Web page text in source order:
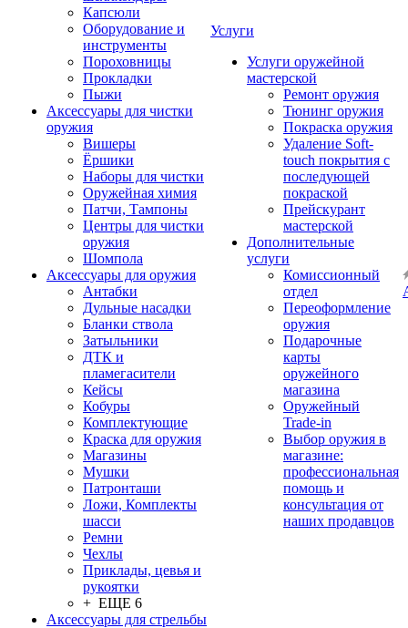
Капсюли
Оборудование и
инструменты
Пороховницы
Прокладки
Пыжи
Аксессуары для чистки
оружия
Вишеры
Ёршики
Наборы для чистки
Оружейная химия
Патчи, Тампоны
Центры для чистки
оружия
Шомпола
Аксессуары для оружия
Антабки
Дульные насадки
Бланки ствола
Затыльники
ДТК и
пламегасители
Кейсы
Кобуры
Комплектующие
Краска для оружия
Магазины
Мушки
Патронташи
Ложи, Комплекты
шасси
Ремни
Чехлы
Приклады, цевья и
рукоятки
+ ЕЩЕ 6
Аксессуары для стрельбы
Услуги
Услуги оружейной
мастерской
Ремонт оружия
Тюнинг оружия
Покраска оружия
Удаление Soft-
touch покрытия с
последующей
покраской
Прейскурант
мастерской
Дополнительные
услуги
Комиссионный
отдел
Переоформление
оружия
Подарочные
карты
оружейного
магазина
Оружейный
Trade-in
Выбор оружия в
магазине:
профессиональная
помощь и
консультация от
наших продавцов